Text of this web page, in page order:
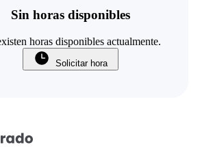
Sin horas disponibles
horas disponibles actualmente.
Solicitar hora